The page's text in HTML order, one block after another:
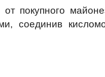
покупного
соединив